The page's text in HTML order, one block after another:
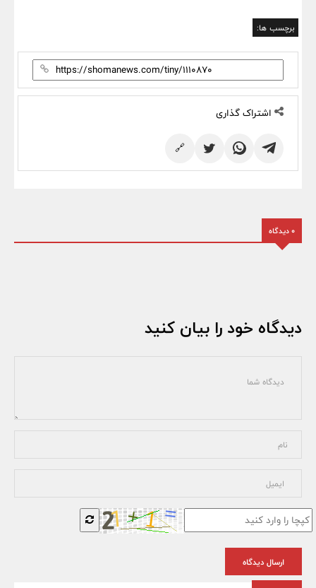
برچسب ها:
اشتراک گذاری
🔗
0 دیدگاه
دیدگاه خود را بیان کنید
ارسال دیدگاه